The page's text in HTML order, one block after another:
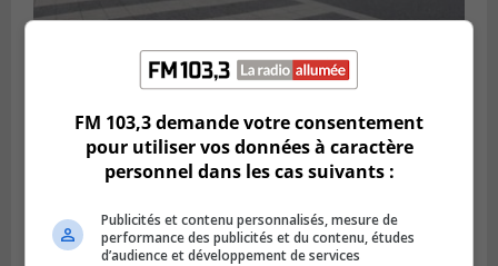
Publié le 18 juillet 2026 à 10h00
développer à Longueuil
FM 103,3 demande votre consentement
pour utiliser vos données à caractère
personnel dans les cas suivants :
Publicités et contenu personnalisés, mesure de
performance des publicités et du contenu, études
d’audience et développement de services